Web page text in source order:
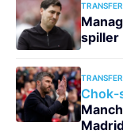
spiller
Chok-